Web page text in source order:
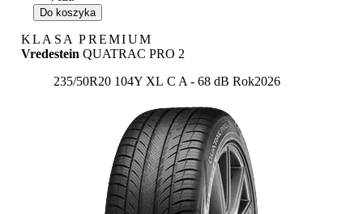
Do koszyka
KLASA PREMIUM
Vredestein QUATRAC PRO 2
235/50R20 104Y XL Etykieta:
C A - 68 dB Rok2026